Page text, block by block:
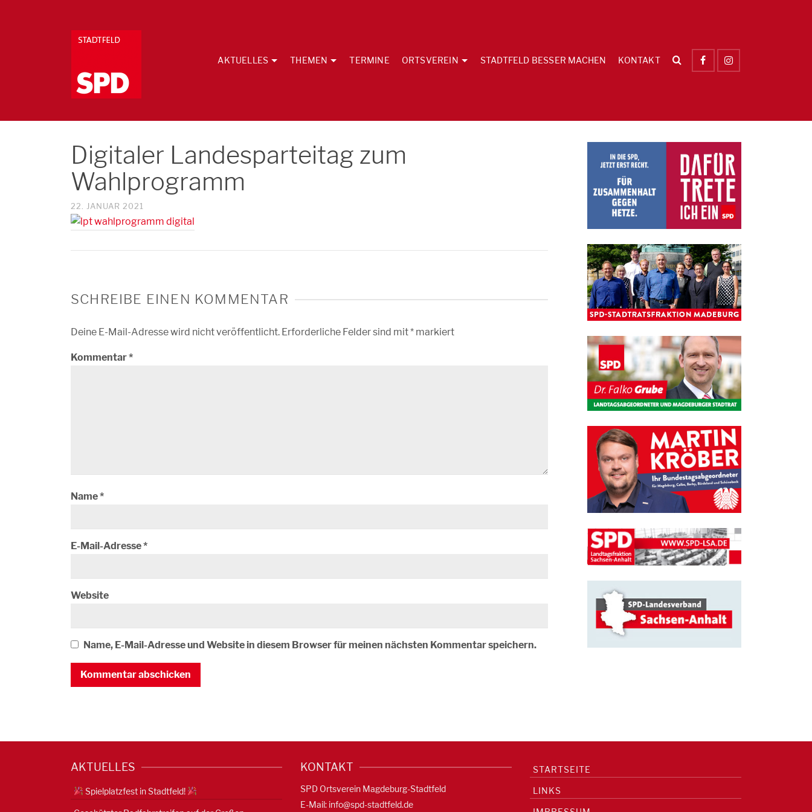
AKTUELLES THEMEN TERMINE ORTSVEREIN STADTFELD BESSER MACHEN KONTAKT
Digitaler Landesparteitag zum
Wahlprogramm
22. JANUAR 2021
SCHREIBE EINEN KOMMENTAR
Deine E-Mail-Adresse wird nicht veröffentlicht. Erforderliche Felder sind mit* markiert
Kommentar*
Name*
E-Mail-Adresse*
Website
Name, E-Mail-Adresse und Website in diesem Browser für meinen nächsten Kommentar speichern.
AKTUELLES
Spielplatzfest in Stadtfeld!
KONTAKT
SPD Ortsverein Magdeburg-Stadtfeld
E-Mail: info@spd-stadtfeld.de
STARTSEITE
LINKS